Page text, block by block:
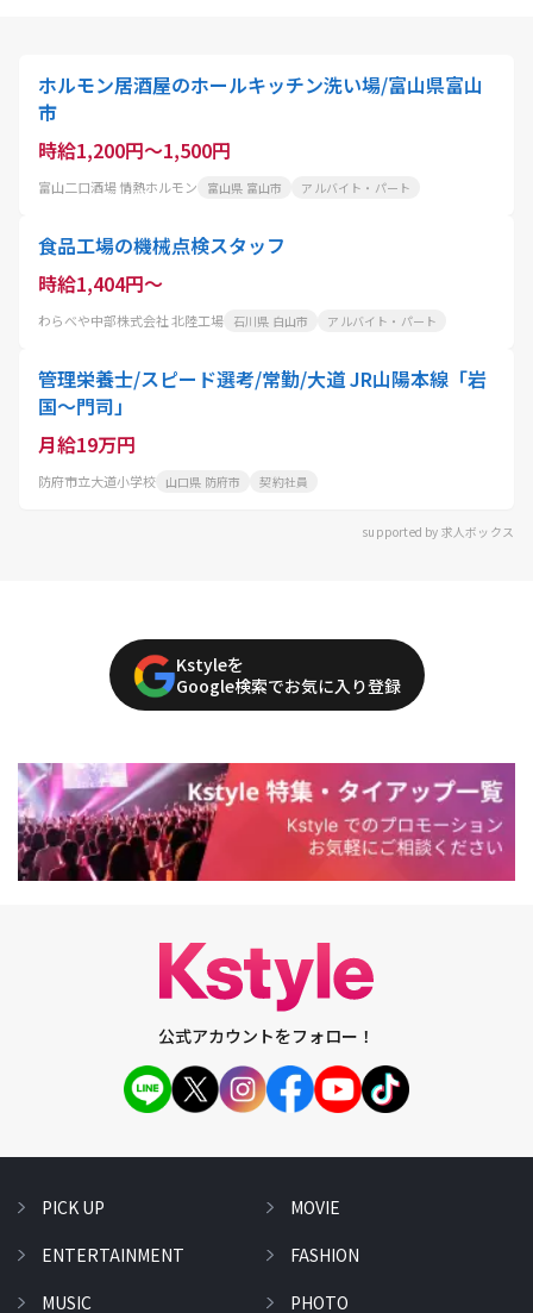
ホルモン居酒屋のホールキッチン洗い場/富山県富山
市
時給1,200円～1,500円
富山二口酒場 情熱ホルモン 富山県 富山市 アルバイト・パート
食品工場の機械点検スタッフ
時給1,404円～
わらべや中部株式会社 北陸工場 石川県 白山市 アルバイト・パート
管理栄養士/スピード選考/常勤/大道 JR山陽本線「岩
国～門司」
月給19万円
防府市立大道小学校 山口県 防府市 契約社員
supported by 求人ボックス
Kstyleを
Google検索でお気に入り登録
公式アカウントをフォロー！
PICK UP
ENTERTAINMENT
MUSIC
MOVIE
FASHION
PHOTO